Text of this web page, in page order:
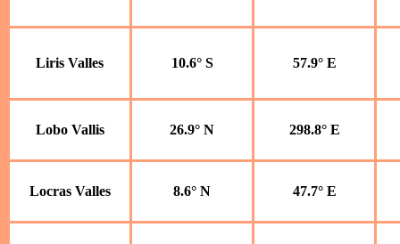
Liris Valles 10.6° S 57.9° E
Lobo Vallis 26.9° N 298.8° E
Locras Valles 8.6° N 47.7° E